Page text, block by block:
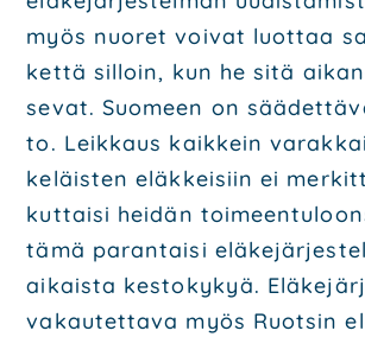
myös nuo­ret voi­vat luot­taa
ket­tä sil­loin, kun he sitä
se­vat. Suo­meen on
to. Leik­kaus kaik­kein
ke­läis­ten eläk­kei­siin ei
kut­tai­si hei­dän
tämä paran­tai­si
ai­kais­ta kes­to­ky­kyä.
vakau­tet­ta­va myös Ruot­sin